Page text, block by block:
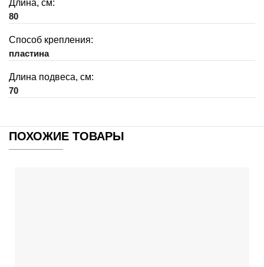
Длина, см:
80
Способ крепления:
пластина
Длина подвеса, см:
70
ПОХОЖИЕ ТОВАРЫ